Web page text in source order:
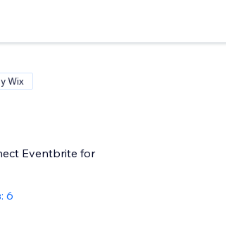
Wix
Eventbrite for
6